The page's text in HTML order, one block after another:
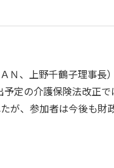
Ｎ、上野千鶴子理事長
定の介護保険法改正
が、参加者は今後も財